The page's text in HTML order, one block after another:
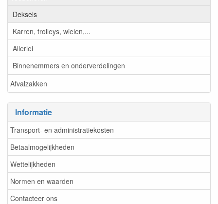
Deksels
Karren, trolleys, wielen,...
Allerlei
Binnenemmers en onderverdelingen
Afvalzakken
Informatie
Transport- en administratiekosten
Betaalmogelijkheden
Wettelijkheden
Normen en waarden
Contacteer ons